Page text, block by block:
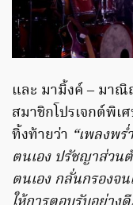
และ มามิ้งค์ – มาณิ
สมาชิกโปรเจกต์พิ
ทิ้งท้ายว่า “เพลงพ
ตนเอง ปรัชญาส่วน
ตนเอง กลั่นกรอง